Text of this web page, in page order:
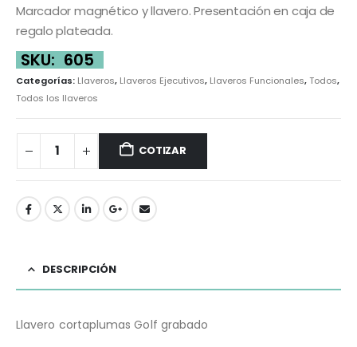
Marcador magnético y llavero. Presentación en caja de
regalo plateada.
SKU: 605
Categorías: Llaveros, Llaveros Ejecutivos, Llaveros Funcionales,Todos,
Todos los llaveros
COTIZAR
DESCRIPCIÓN
Llavero cortaplumas Golf grabado